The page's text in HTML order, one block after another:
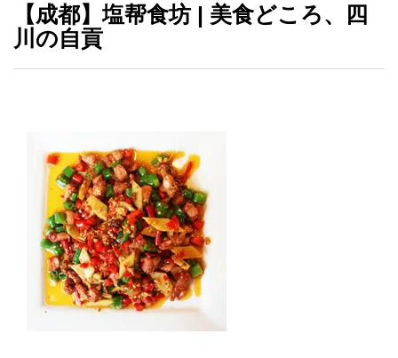
【成都】塩帮食坊 | 美食どころ、四
川の自貢